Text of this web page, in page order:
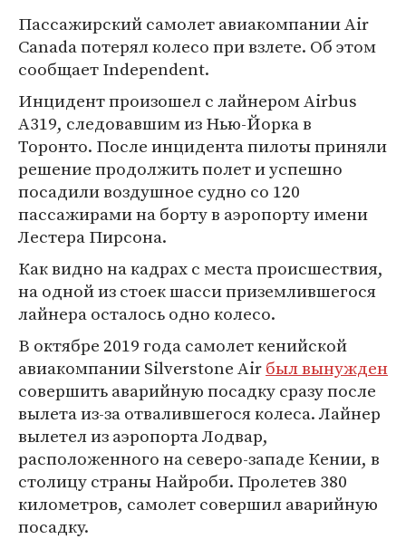
Пассажирский самолет авиакомпании Air
Canada потерял колесо при взлете. Об этом
сообщает Independent.
Инцидент произошел с лайнером Airbus
A319, следовавшим из Нью-Йорка в
Торонто. После инцидента пилоты приняли
решение продолжить полет и успешно
посадили воздушное судно со 120
пассажирами на борту в аэропорту имени
Лестера Пирсона.
Как видно на кадрах с места происшествия,
на одной из стоек шасси приземлившегося
лайнера осталось одно колесо.
В октябре 2019 года самолет кенийской
авиакомпании Silverstone Airбыл вынужден
совершить аварийную посадку сразу после
вылета из-за отвалившегося колеса. Лайнер
вылетел из аэропорта Лодвар,
расположенного на северо-западе Кении, в
столицу страны Найроби. Пролетев 380
километров, самолет совершил аварийную
посадку.